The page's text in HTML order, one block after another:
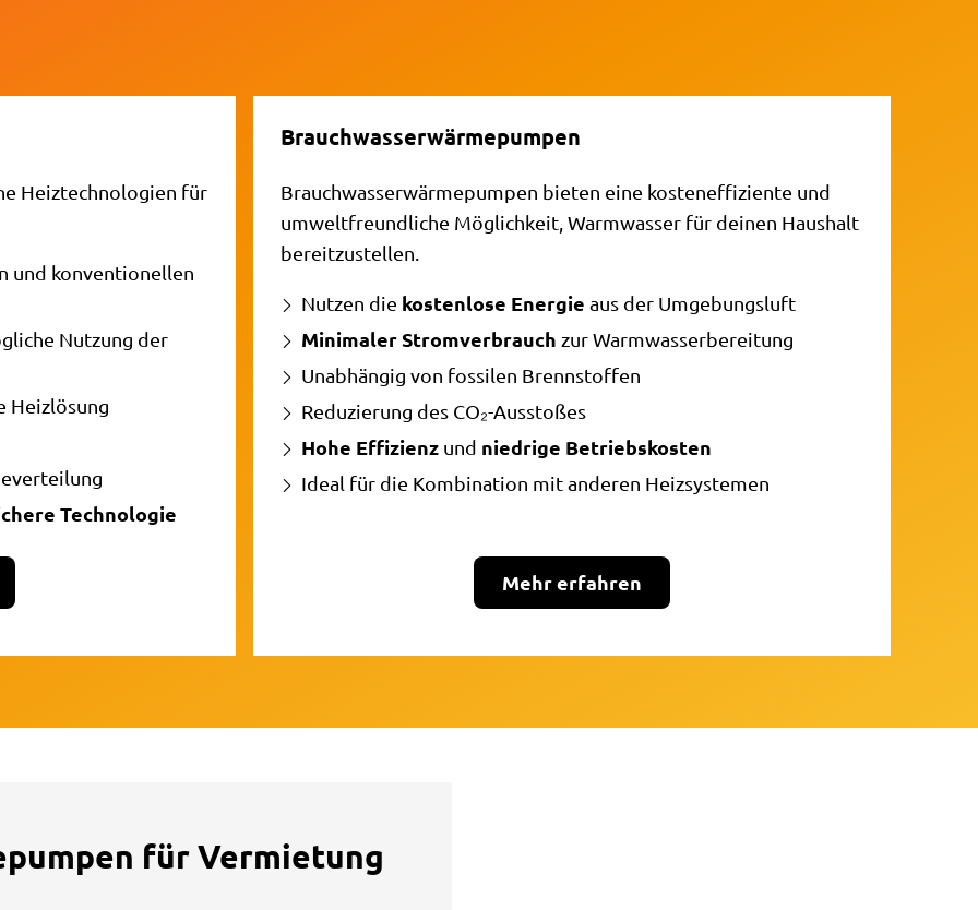
Heiztechnologien für
und konventionellen
Nutzung der
Heizlösung
Technologie
Brauchwasserwärmepumpen
Brauchwasserwärmepumpen bieten eine kosteneffiziente und
umweltfreundliche Möglichkeit, Warmwasser für deinen Haushalt
bereitzustellen.
Nutzen die kostenlose Energie aus der Umgebungsluft
Minimaler Stromverbrauch zur Warmwasserbereitung
Unabhängig von fossilen Brennstoffen
Reduzierung des CO₂-Ausstoßes
Hohe Effizienz und niedrige Betriebskosten
Ideal für die Kombination mit anderen Heizsystemen
Mehr erfahren
für Vermietung